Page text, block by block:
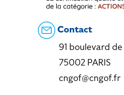
Contact
91 boulevard
75002 PARIS
cngof@cngof.fr